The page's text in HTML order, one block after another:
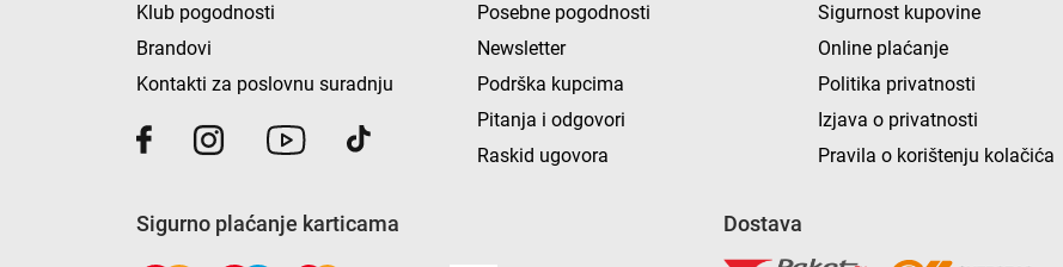
Klub pogodnosti
Brandovi
Kontakti za poslovnu suradnju
Posebne pogodnosti
Newsletter
Podrška kupcima
Pitanja i odgovori
Raskid ugovora
Sigurnost kupovine
Online plaćanje
Politika privatnosti
Izjava o privatnosti
Pravila o korištenju kolačića
Sigurno plaćanje karticama Dostava